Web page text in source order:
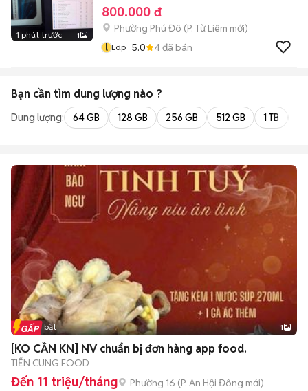
1 phút trước 1
800.000 đ
Phường Phú Đô (P. Từ Liêm mới)
l Ldp 5.0 4đã bán
Bạn cần tìm dung lượng nào ?
Dung lượng: 64 GB 128 GB 256 GB 512 GB 1 TB
Tin nổi bật 1
[KO CẦN KN] NV chuẩn bị đơn hàng app food.
TIẾN CUNG FOOD
Đến 11 triệu/tháng Phường 16 (P. An Hội Đông mới)